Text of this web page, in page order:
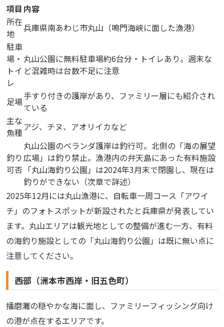
項目 内容
所在
地
兵庫県南あわじ市丸山（鳴門海峡に面した漁港）
駐車
場・
トイ
レ
丸山公園に無料駐車場約6台分・トイレあり。週末な
ど混雑時は台数不足に注意
足場手すり付きの護岸があり、ファミリー層にも紹介され
ている
主な
魚種アジ、チヌ、アオリイカなど
釣り
可否
丸山公園のベランダ護岸は釣行可。北側の「海の展望
広場」は釣り禁止。漁港内の弁天島にあった有料施設
「丸山海釣り公園」は2024年3月末で閉園し、現在は
釣りができない（次章で詳述）
2025年12月には丸山漁港に、自転車一周コース「アワイ
チ」のフォトスポットが新設されたと兵庫県が発表してい
ます。丸山エリアは観光地としての整備が進む一方、有料
の海釣り施設としての「丸山海釣り公園」は既に無い点に
注意してください。
西部（洲本市西岸・旧五色町）
播磨灘の穏やかな海に面し、ファミリーフィッシング向け
の港が点在するエリアです。